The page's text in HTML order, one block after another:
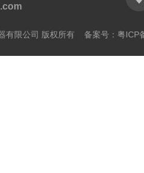
有限公司 版权所有 备案号：粤ICP